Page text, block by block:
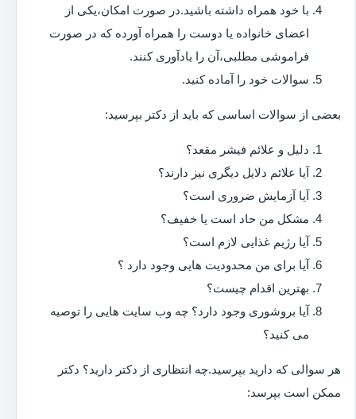
با خود همراه داشته باشید.در صورت امکان،یکی از
اعضای خانواده یا دوست را همراه آورده که در صورت
فراموشی مطلبی،آن را یادآوری کنند.
سوالات خود را آماده کنید.
بعضی از سوالات اساسی که باید از دکتر بپرسید:
دلیل و علائم فیشر مقعد؟
آیا علائم دلایل دیگری نیز دارند؟
آیا آزمایش ضروری است؟
مشکل من حاد است یا خفیف؟
آیا رژیم غذایی لازم است؟
آیا برای من محدودیت هایی وجود دارد ؟
بهترین اقدام چیست؟
آیا بروشوری وجود دارد؟ چه وب سایت هایی را توصیه
می کنید؟
هر سوالی که دارید بپرسید.چه انتظاری از دکتر دارید؟ دکتر
ممکن است بپرسد: